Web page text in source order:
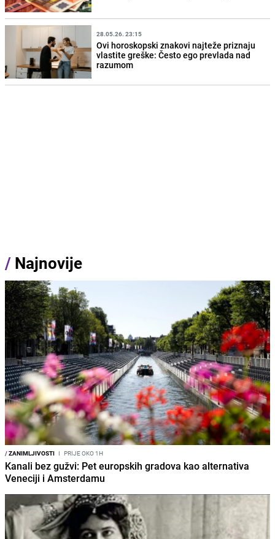
28.05.26. 23:15
Ovi horoskopski znakovi najteže priznaju
vlastite greške: Često ego prevlada nad
razumom
/ Najnovije
/ZANIMLJIVOSTI I PRIJE OKO 1H
Kanali bez gužvi: Pet europskih gradova kao alternativa
Veneciji i Amsterdamu